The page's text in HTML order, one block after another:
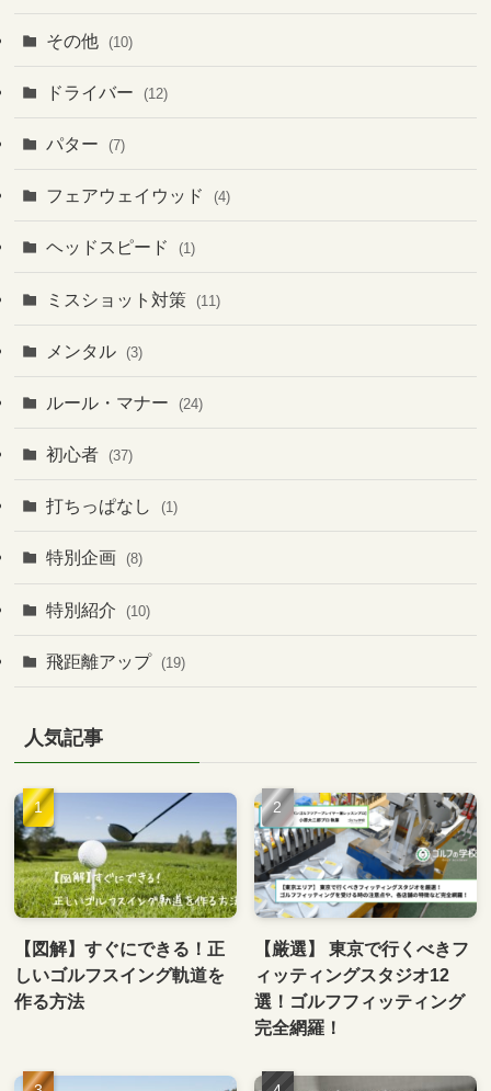
その他 (10)
ドライバー (12)
パター (7)
フェアウェイウッド (4)
ヘッドスピード (1)
ミスショット対策 (11)
メンタル (3)
ルール・マナー (24)
初心者 (37)
打ちっぱなし (1)
特別企画 (8)
特別紹介 (10)
飛距離アップ (19)
人気記事
【図解】すぐにできる！正
しいゴルフスイング軌道を
作る方法
【厳選】 東京で行くべきフ
ィッティングスタジオ12
選！ゴルフフィッティング
完全網羅！